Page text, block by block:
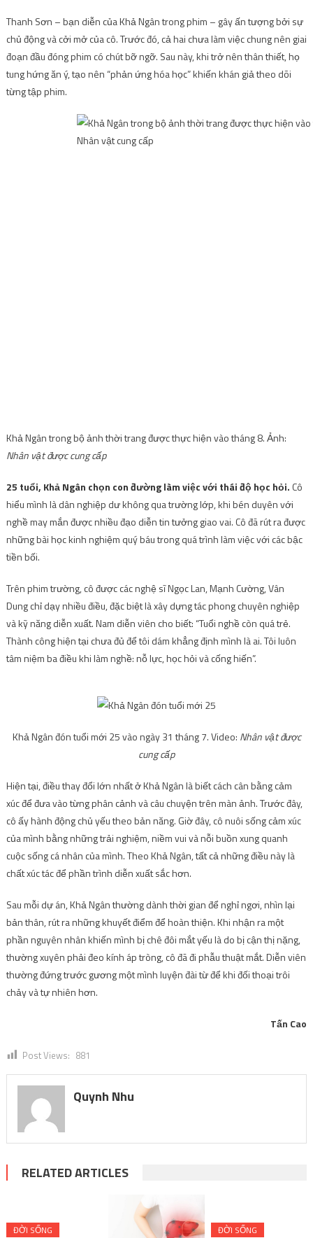
Thanh Sơn – bạn diễn của Khả Ngân trong phim – gây ấn tượng bởi sự
chủ động và cởi mở của cô. Trước đó, cả hai chưa làm việc chung nên giai
đoạn đầu đóng phim có chút bỡ ngỡ. Sau này, khi trở nên thân thiết, họ
tung hứng ăn ý, tạo nên “phản ứng hóa học” khiến khán giả theo dõi
từng tập phim.
Khả Ngân trong bộ ảnh thời trang được thực hiện vào tháng 8. Ảnh:
Nhân vật được cung cấp
25 tuổi, Khả Ngân chọn con đường làm việc với thái độ học hỏi. Cô
hiểu mình là dân nghiệp dư không qua trường lớp, khi bén duyên với
nghề may mắn được nhiều đạo diễn tin tưởng giao vai. Cô đã rút ra được
những bài học kinh nghiệm quý báu trong quá trình làm việc với các bậc
tiền bối.
Trên phim trường, cô được các nghệ sĩ Ngọc Lan, Mạnh Cường, Vân
Dung chỉ dạy nhiều điều, đặc biệt là xây dựng tác phong chuyên nghiệp
và kỹ năng diễn xuất. Nam diễn viên cho biết: “Tuổi nghề còn quá trẻ.
Thành công hiện tại chưa đủ để tôi dám khẳng định mình là ai. Tôi luôn
tâm niệm ba điều khi làm nghề: nỗ lực, học hỏi và cống hiến”.
Khả Ngân đón tuổi mới 25 vào ngày 31 tháng 7. Video: Nhân vật được
cung cấp
Hiện tại, điều thay đổi lớn nhất ở Khả Ngân là biết cách cân bằng cảm
xúc để đưa vào từng phân cảnh và câu chuyện trên màn ảnh. Trước đây,
cô ấy hành động chủ yếu theo bản năng. Giờ đây, cô nuôi sống cảm xúc
của mình bằng những trải nghiệm, niềm vui và nỗi buồn xung quanh
cuộc sống cá nhân của mình. Theo Khả Ngân, tất cả những điều này là
chất xúc tác để phần trình diễn xuất sắc hơn.
Sau mỗi dự án, Khả Ngân thường dành thời gian để nghỉ ngơi, nhìn lại
bản thân, rút ​​ra những khuyết điểm để hoàn thiện. Khi nhận ra một
phần nguyên nhân khiến mình bị chê đôi mắt yếu là do bị cận thị nặng,
thường xuyên phải đeo kính áp tròng, cô đã đi phẫu thuật mắt. Diễn viên
thường đứng trước gương một mình luyện đài từ để khi đối thoại trôi
chảy và tự nhiên hơn.
Tấn Cao
Post Views: 881
Quynh Nhu
RELATED ARTICLES
ĐỜI SỐNG ĐỜI SỐNG